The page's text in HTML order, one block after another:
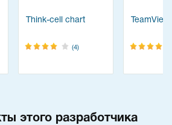
Think-cell chart
(4)
этого разработчика